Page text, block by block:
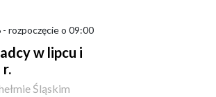
rozpoczęcie o 09:00
w lipcu i
Śląskim